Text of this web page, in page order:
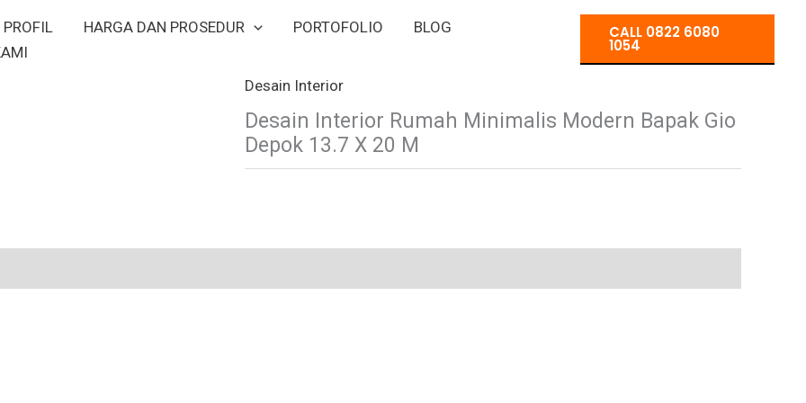
PROFIL HARGA DAN PROSEDUR PORTOFOLIO
BLOG
CALL 0822 6080
1054
Desain Interior
Desain Interior Rumah Minimalis Modern Bapak Gio
Depok 13.7 X 20 M